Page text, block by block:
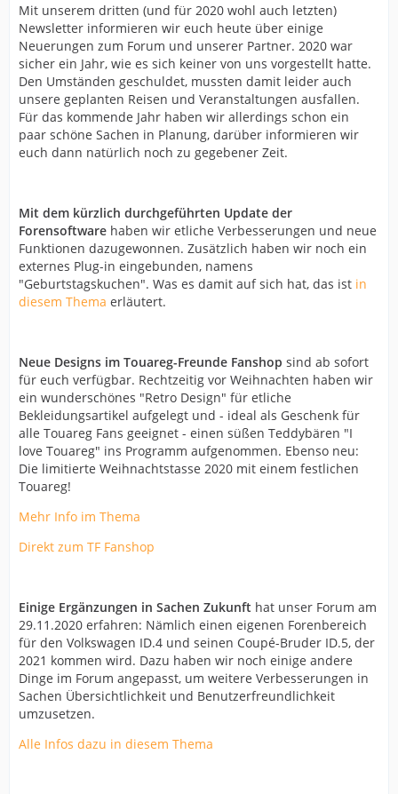
Mit unserem dritten (und für 2020 wohl auch letzten)
Newsletter informieren wir euch heute über einige
Neuerungen zum Forum und unserer Partner. 2020 war
sicher ein Jahr, wie es sich keiner von uns vorgestellt hatte.
Den Umständen geschuldet, mussten damit leider auch
unsere geplanten Reisen und Veranstaltungen ausfallen.
Für das kommende Jahr haben wir allerdings schon ein
paar schöne Sachen in Planung, darüber informieren wir
euch dann natürlich noch zu gegebener Zeit.
Mit dem kürzlich durchgeführten Update der
Forensoftware haben wir etliche Verbesserungen und neue
Funktionen dazugewonnen. Zusätzlich haben wir noch ein
externes Plug-in eingebunden, namens
"Geburtstagskuchen". Was es damit auf sich hat, das ist in
diesem Thema erläutert.
Neue Designs im Touareg-Freunde Fanshop sind ab sofort
für euch verfügbar. Rechtzeitig vor Weihnachten haben wir
ein wunderschönes "Retro Design" für etliche
Bekleidungsartikel aufgelegt und - ideal als Geschenk für
alle Touareg Fans geeignet - einen süßen Teddybären "I
love Touareg" ins Programm aufgenommen. Ebenso neu:
Die limitierte Weihnachtstasse 2020 mit einem festlichen
Touareg!
Mehr Info im Thema
Direkt zum TF Fanshop
Einige Ergänzungen in Sachen Zukunft hat unser Forum am
29.11.2020 erfahren: Nämlich einen eigenen Forenbereich
für den Volkswagen ID.4 und seinen Coupé-Bruder ID.5, der
2021 kommen wird. Dazu haben wir noch einige andere
Dinge im Forum angepasst, um weitere Verbesserungen in
Sachen Übersichtlichkeit und Benutzerfreundlichkeit
umzusetzen.
Alle Infos dazu in diesem Thema